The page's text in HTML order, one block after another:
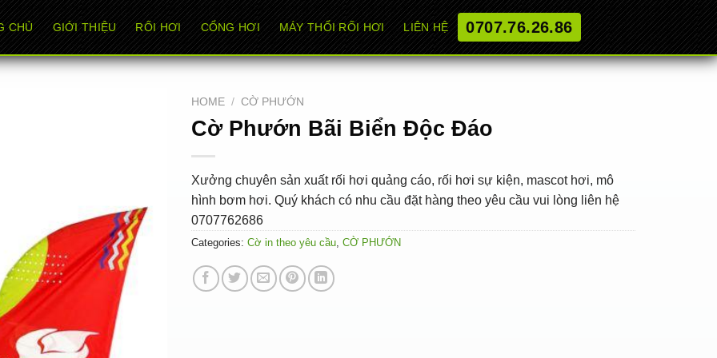
CHỦ GIỚI THIỆU RỐI HƠI CỔNG HƠI MÁY THỔI RỐI HƠI LIÊN HỆ 0707.76.26.86
HOME / CỜ PHƯỚN
Cờ Phướn Bãi Biển Độc Đáo
Xưởng chuyên sản xuất rối hơi quảng cáo, rối hơi sự kiện, mascot hơi, mô
hình bơm hơi. Quý khách có nhu cầu đặt hàng theo yêu cầu vui lòng liên hệ
0707762686
Categories: Cờ in theo yêu cầu CỜ PHƯỚN